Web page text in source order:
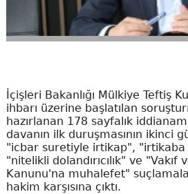
İçişleri Bakanlığı Mülkiye Teftiş
ihbarı üzerine başlatılan
hazırlanan 178 sayfalık
davanın ilk duruşmasının ikinci
"icbar suretiyle irtikap",
"nitelikli dolandırıcılık" ve "Vakıf
Kanunu'na muhalefet"
hakim karşısına çıktı.